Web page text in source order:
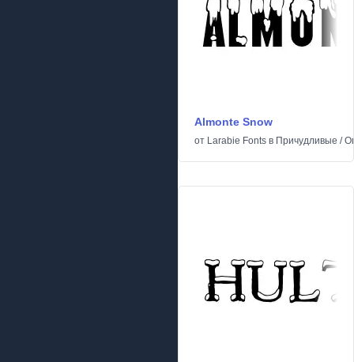
Almonte Snow
от Larabie Fonts в Причудливые /